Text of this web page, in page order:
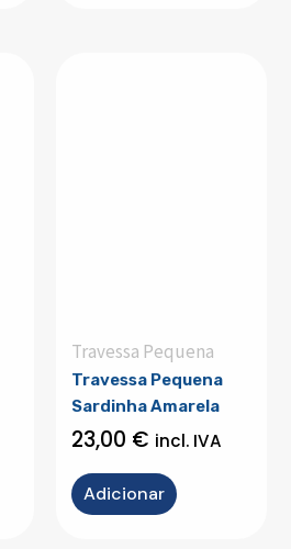
Travessa Pequena
Travessa Pequena
Sardinha Amarela
23,00 € incl. IVA
Adicionar